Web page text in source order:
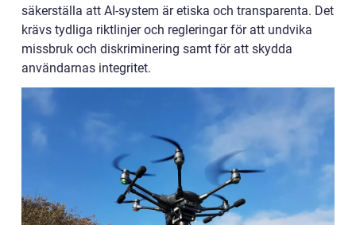
säkerställa att AI-system är etiska och transparenta. Det
krävs tydliga riktlinjer och regleringar för att undvika
missbruk och diskriminering samt för att skydda
användarnas integritet.